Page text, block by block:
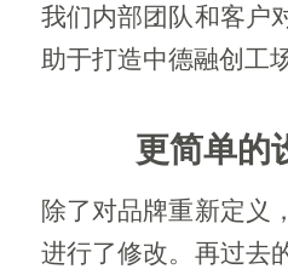
我们内部团队和客户
助于打造中德融创工
更简单的
除了对品牌重新定义
进行了修改。再过去